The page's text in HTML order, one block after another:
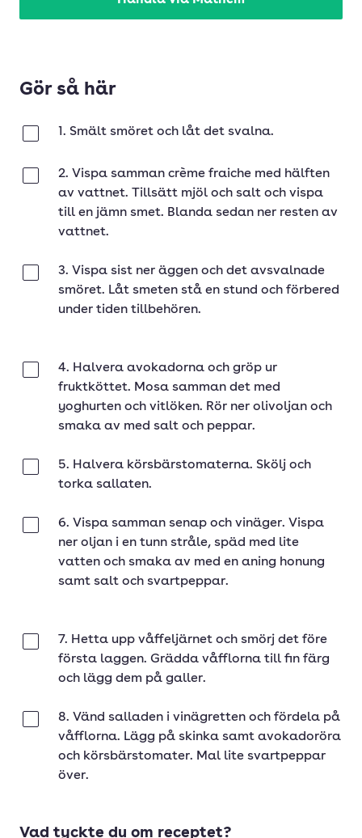
Gör så här
1. Smält smöret och låt det svalna.
2. Vispa samman crème fraiche med hälften
av vattnet. Tillsätt mjöl och salt och vispa
till en jämn smet. Blanda sedan ner resten av
vattnet.
3. Vispa sist ner äggen och det avsvalnade
smöret. Låt smeten stå en stund och förbered
under tiden tillbehören.
4. Halvera avokadorna och gröp ur
fruktköttet. Mosa samman det med
yoghurten och vitlöken. Rör ner olivoljan och
smaka av med salt och peppar.
5. Halvera körsbärstomaterna. Skölj och
torka sallaten.
6. Vispa samman senap och vinäger. Vispa
ner oljan i en tunn stråle, späd med lite
vatten och smaka av med en aning honung
samt salt och svartpeppar.
7. Hetta upp våffeljärnet och smörj det före
första laggen. Grädda våfflorna till fin färg
och lägg dem på galler.
8. Vänd salladen i vinägretten och fördela på
våfflorna. Lägg på skinka samt avokadoröra
och körsbärstomater. Mal lite svartpeppar
över.
Vad tyckte du om receptet?